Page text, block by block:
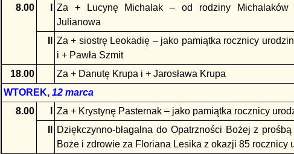
8.00
Za + Lucynę Michalak – od rodziny
Julianowa
Za + siostrę Leokadię – jako pamiątka rocznicy
i + Pawła Szmit
18.00
Za + Danutę Krupa i + Jarosława Krupa
WTOREK, 12 marca
8.00
Za + Krystynę Pasternak – jako pamiątka rocznicy
Dziękczynno-błagalna do Opatrzności Bożej z prośbą
Boże i zdrowie za Floriana Lesika z okazji 85 rocznicy